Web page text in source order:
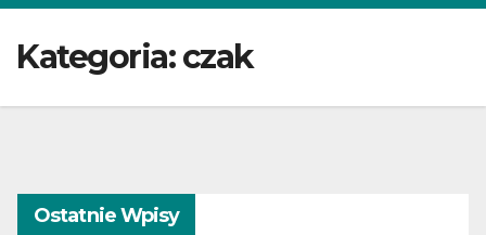
Kategoria:czak
Ostatnie Wpisy